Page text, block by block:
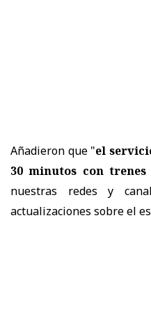
Añadieron que "el
30 minutos con trenes
nuestras redes y
actualizaciones sobre el